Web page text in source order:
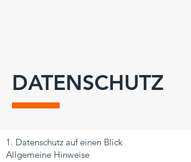
DATENSCHUTZ
1. Datenschutz auf einen Blick
Allgemeine Hinweise